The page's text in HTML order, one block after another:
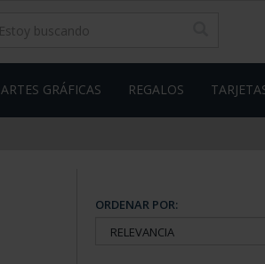
ARTES GRÁFICAS REGALOS
ORDENAR POR: